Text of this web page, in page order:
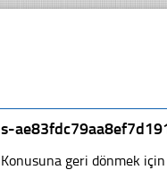
s-
Konusuna geri dönmek için